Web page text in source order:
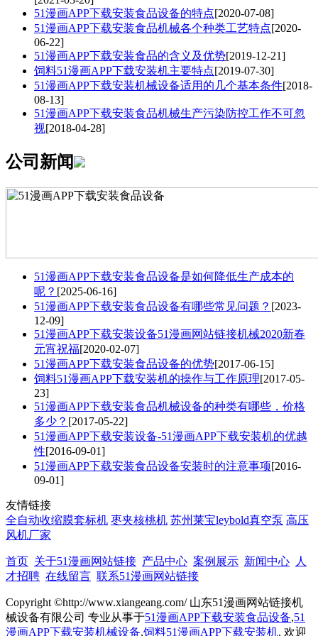
51漫画APP下载安装食品设备的特点[2020-07-08]
51漫画APP下载安装食品机械各个种类工艺特点[2020-
06-22]
51漫画APP下载安装食品的含义及优势[2019-12-21]
饲料51漫画APP下载安装机主要特点[2019-07-30]
51漫画APP下载安装机械设备适用的几个基本条件[2018-
08-13]
51漫画APP下载安装食品机械生产污染防控工作不可忽
视[2018-04-28]
公司新闻
51漫画APP下载安装食品设备是如何降低生产成本的
呢？ [2025-06-16]
51漫画APP下载安装食品设备有哪些常见问题？ [2023-
12-09]
51漫画APP下载安装设备51漫画网站链接机械2020新春
元宵祝福[2020-02-07]
51漫画APP下载安装食品设备的优势[2017-06-15]
饲料51漫画APP下载安装机的操作与工作原理[2017-05-
23]
51漫画APP下载安装食品机械设备的种类有哪些，价格
多少？ [2017-05-22]
51漫画APP下载安装设备-51漫画APP下载安装机的优越
性[2016-09-01]
51漫画APP下载安装食品设备安装时的注意事项[2016-
09-01]
友情链接
全自动收缩膜套标机 枣夹核桃机 苏州莱宝leybold真空泵 高压
风机厂家
首页 关于51漫画网站链接 产品中心 案例展示 新闻中心
人
才招聘 在线留言 联系51漫画网站链接
Copyright ©http://www.xiangeang.com/ 山东51漫画网站链接机
械设备有限公司 专业从事于51漫画APP下载安装食品设备,51
漫画APP下载安装机械设备,饲料51漫画APP下载安装机, 欢迎